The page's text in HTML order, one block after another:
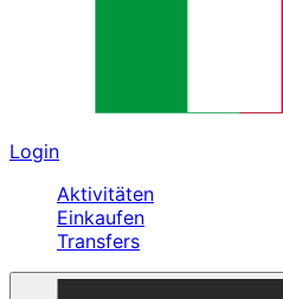
Login
Aktivitäten
Einkaufen
Transfers